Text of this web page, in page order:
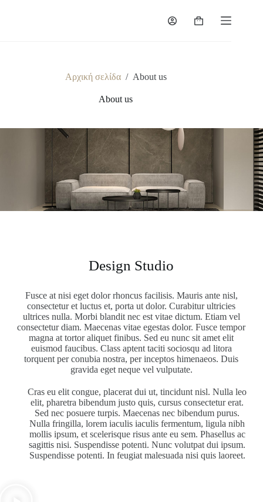
Αρχική σελίδα / About us
About us
Design Studio
Fusce at nisi eget dolor rhoncus facilisis. Mauris ante nisl,
consectetur et luctus et, porta ut dolor. Curabitur ultricies
ultrices nulla. Morbi blandit nec est vitae dictum. Etiam vel
consectetur diam. Maecenas vitae egestas dolor. Fusce tempor
magna at tortor aliquet finibus. Sed eu nunc sit amet elit
euismod faucibus. Class aptent taciti sociosqu ad litora
torquent per conubia nostra, per inceptos himenaeos. Duis
gravida eget neque vel vulputate.
Cras eu elit congue, placerat dui ut, tincidunt nisl. Nulla leo
elit, pharetra bibendum justo quis, cursus consectetur erat.
Sed nec posuere turpis. Maecenas nec bibendum purus.
Nulla fringilla, lorem iaculis iaculis fermentum, ligula nibh
mollis ipsum, et scelerisque risus ante eu sem. Phasellus ac
sagittis nisi. Suspendisse potenti. Nunc volutpat dui ipsum.
Suspendisse potenti. In feugiat malesuada nisi quis laoreet.